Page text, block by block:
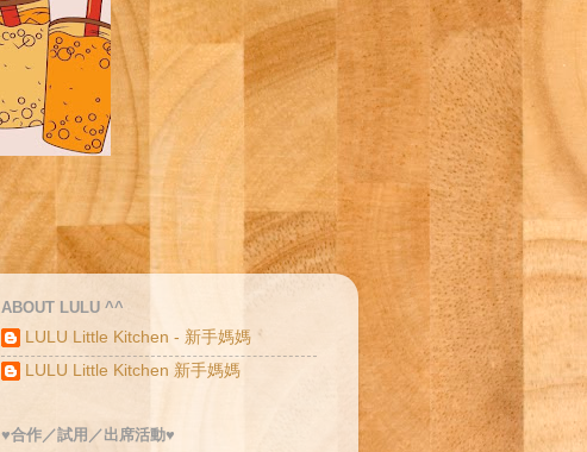
ABOUT LULU ^^
LULU Little Kitchen - 新手媽媽
LULU Little Kitchen 新手媽媽
♥合作／試用／出席活動♥